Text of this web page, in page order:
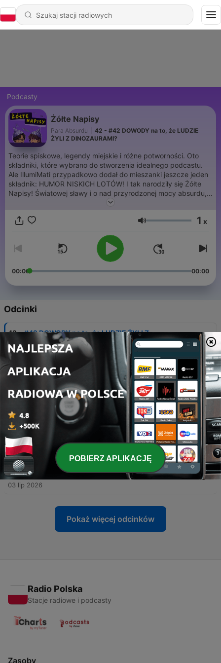
Podcasty
Żółte Napisy
Para Absurdu
42 - #42 DOWODY na to, że LUDZIE
ŻYLI Z DINOZAURAMI?
Teorie spiskowe, legendy miejskie i różne potworności. Oto
składniki, które wybrano do stworzenia idealnego podcastu.
Ale IllumiMati przypadkowo dodał do mieszanki jeszcze jeden
składnik: HUMOR NISKICH LOTÓW! I tak narodziły się Żółte
Napisy! Światowej sławy i o nad przyrodzonej mocy absurdu,
Klaudia i Mateusz, znów postanowili poświęcić życie
Głośność 1 x
00:00 00:00
Odcinki
42 - #42 DOWODY na to, że LUDZIE ŻYLI Z
DINOZAURAMI?
01 sie 2026
41 - #41 Ogień to OBCY gatunek z kosmosu...?
#40 NIKT nie potrafi rozszyfrować tej księgi...
17 lip 2026
#39 KTO zbudował PIRAMIDY?
10 lip 2026
38 - #38 TRÓJKĄT BERMUDZKI - legenda nie wzięła się
znikąd
03 lip 2026
Pokaż więcej odcinków
Radio Polska
Stacje radiowe i podcasty
Zasoby
POBIERZ APLIKACJĘ